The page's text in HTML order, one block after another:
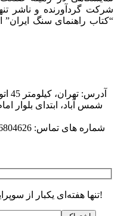
شرکت گردآورنده و ناشر
“کتاب راهنمای سنگ
شمس آباد، ابتدای بلوار
شماره های تماس: 56804626 ، 56804668 ، 56804630 ، 56804657
تنها هفته‌ای یکبار از سوپرایزها و اتفاقات هیجان انگیز باخبر شوید!